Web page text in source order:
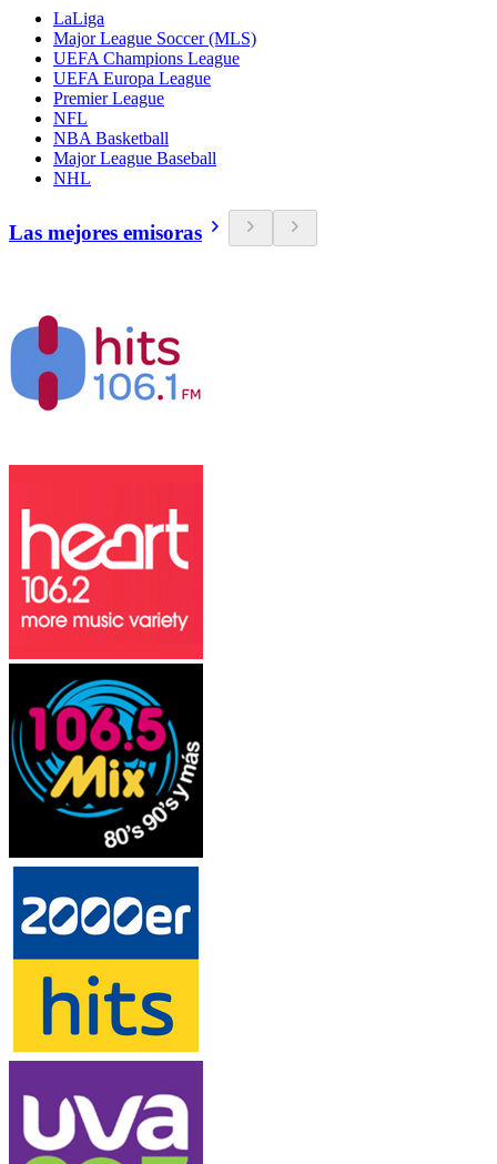
LaLiga
Major League Soccer (MLS)
UEFA Champions League
UEFA Europa League
Premier League
NFL
NBA Basketball
Major League Baseball
NHL
Las mejores emisoras